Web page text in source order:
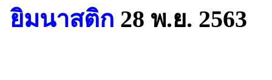
ยิมนาสติก 28 พ.ย. 2563